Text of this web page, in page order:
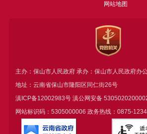
网站地图
主办：保山市人民政府 承办：保山市人民政府办
地址：云南省保山市隆阳区同仁街26号
滇ICP备12002983号滇公网安备
网站标识码：5305000006 政务热线：0875-